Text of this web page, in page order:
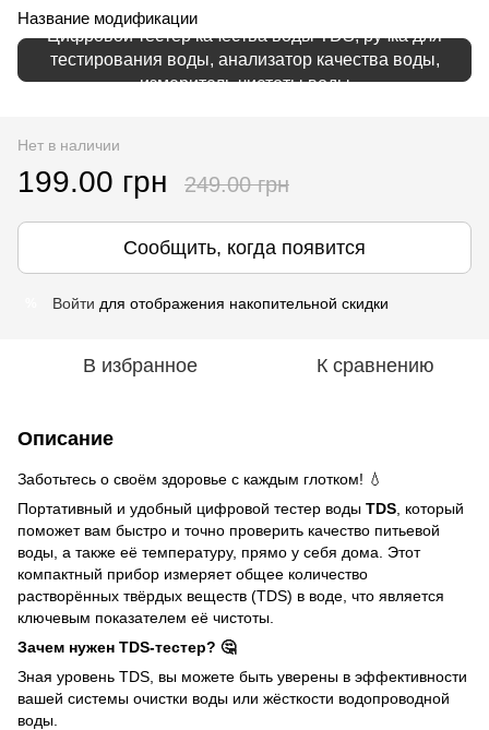
Название модификации
Цифровой тестер качества воды TDS, ручка для
тестирования воды, анализатор качества воды,
измеритель чистоты воды
Нет в наличии
199.00 грн 249.00 грн
Сообщить, когда появится
Войти для отображения накопительной скидки
В избранное К сравнению
Описание
Заботьтесь о своём здоровье с каждым глотком! 💧
Портативный и удобный цифровой тестер воды TDS , который
поможет вам быстро и точно проверить качество питьевой
воды, а также её температуру, прямо у себя дома. Этот
компактный прибор измеряет общее количество
растворённых твёрдых веществ (TDS) в воде, что является
ключевым показателем её чистоты.
Зачем нужен TDS-тестер? 🤔
Зная уровень TDS, вы можете быть уверены в эффективности
вашей системы очистки воды или жёсткости водопроводной
воды.